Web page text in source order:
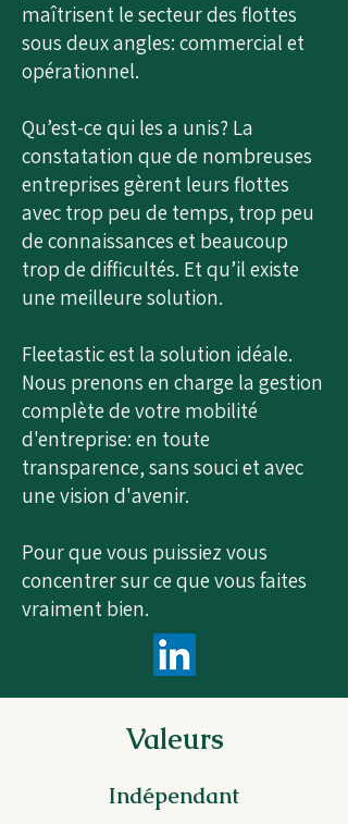
maîtrisent le secteur des flottes
sous deux angles: commercial et
opérationnel.
Qu’est-ce qui les a unis? La
constatation que de nombreuses
entreprises gèrent leurs flottes
avec trop peu de temps, trop peu
de connaissances et beaucoup
trop de difficultés. Et qu’il existe
une meilleure solution.
Fleetastic est la solution idéale.
Nous prenons en charge la gestion
complète de votre mobilité
d'entreprise: en toute
transparence, sans souci et avec
une vision d'avenir.
Pour que vous puissiez vous
concentrer sur ce que vous faites
vraiment bien.
Valeurs
Indépendant